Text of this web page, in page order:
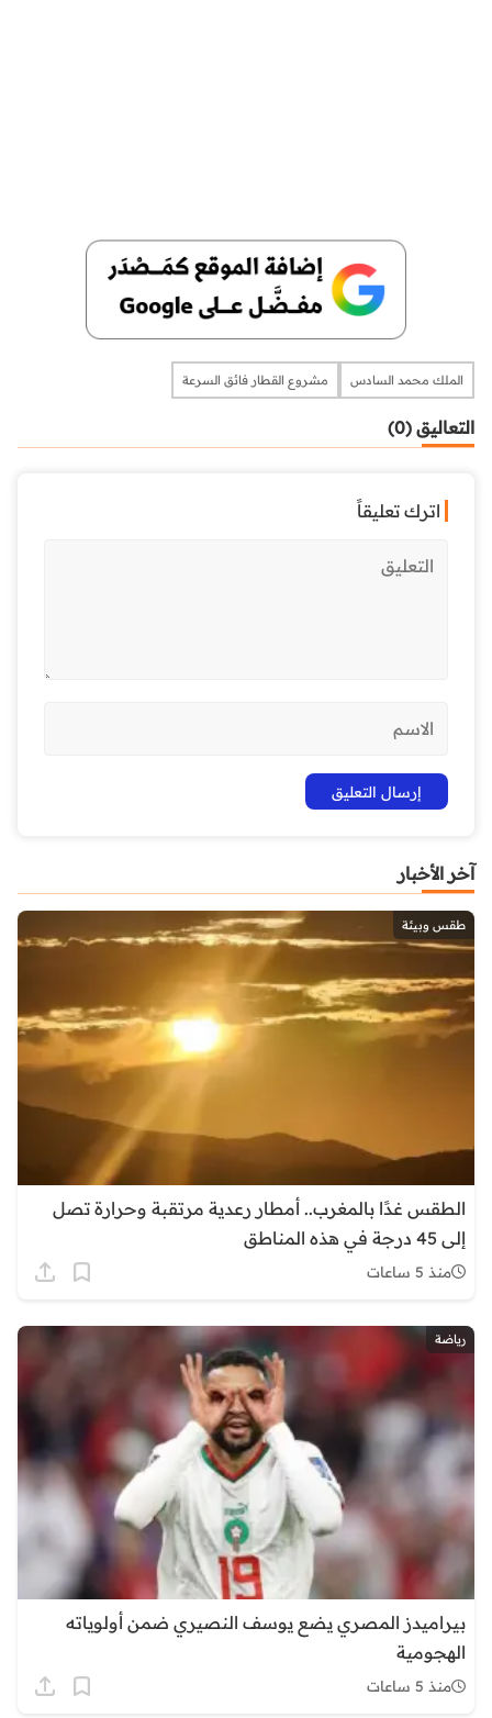
الملك محمد السادس مشروع القطار فائق السرعة
التعاليق (0)
اترك تعليقاً
آخر الأخبار
طقس وبيئة
الطقس غدًا بالمغرب.. أمطار رعدية مرتقبة وحرارة تصل
إلى 45 درجة في هذه المناطق
منذ 5 ساعات
رياضة
بيراميدز المصري يضع يوسف النصيري ضمن أولوياته
الهجومية
منذ 5 ساعات